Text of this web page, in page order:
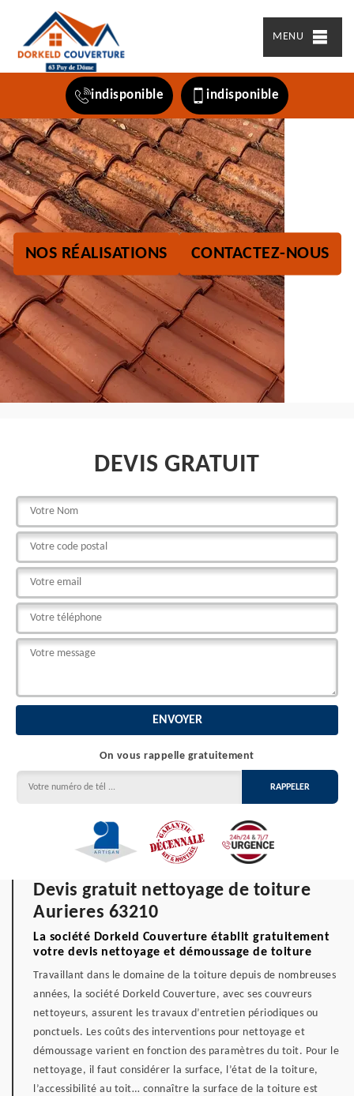
MENU
indisponible indisponible
NOS RÉALISATIONS CONTACTEZ-NOUS
DEVIS GRATUIT
On vous rappelle gratuitement
Devis gratuit nettoyage de toiture
Aurieres 63210
La société Dorkeld Couverture établit gratuitement
votre devis nettoyage et démoussage de toiture
Travaillant dans le domaine de la toiture depuis de nombreuses
années, la société Dorkeld Couverture, avec ses couvreurs
nettoyeurs, assurent les travaux d’entretien périodiques ou
ponctuels. Les coûts des interventions pour nettoyage et
démoussage varient en fonction des paramètres du toit. Pour le
nettoyage, il faut considérer la surface, l’état de la toiture,
l’accessibilité au toit… connaître la surface de la toiture est